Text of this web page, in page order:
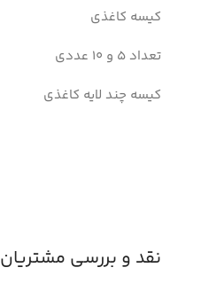
کیسه کاغذی
تعداد 5 و 10 عددی
کیسه چند لایه کاغذی
نقد و بررسی مشتریان